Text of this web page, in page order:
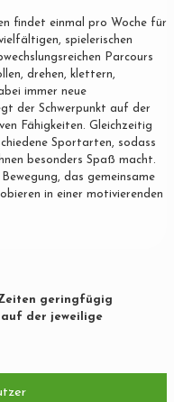
findet einmal pro Woche für
spielerischen
Parcours
drehen, klettern,
immer neue
der Schwerpunkt auf der
Fähigkeiten. Gleichzeitig
Sportarten, sodass
besonders Spaß macht.
das gemeinsame
in einer motivierenden
Zeiten geringfügig
auf der jeweilige